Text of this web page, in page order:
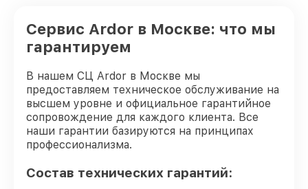
Сервис Ardor в Москве: что мы
гарантируем
В нашем СЦ Ardor в Москве мы
предоставляем техническое обслуживание на
высшем уровне и официальное гарантийное
сопровождение для каждого клиента. Все
наши гарантии базируются на принципах
профессионализма.
Состав технических гарантий: